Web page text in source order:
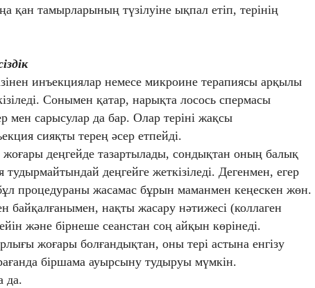
қан тамырларының түзілуіне ықпал етіп, терінің
инъекциялар немесе микроине терапиясы арқылы
Сонымен қатар, нарықта лосось спермасы
мен сарысулар да бар. Олар теріні жақсы
сияқты терең әсер етпейді.
жоғары деңгейде тазартылады, сондықтан оның балық
деңгейге жеткізіледі. Дегенмен, егер
процедураны жасамас бұрын маманмен кеңескен жөн.
байқалғанымен, нақты жасару нәтижесі (коллаген
және бірнеше сеанстан соң айқын көрінеді.
жоғары болғандықтан, оны тері астына енгізу
біршама ауырсыну тудыруы мүмкін.
да.